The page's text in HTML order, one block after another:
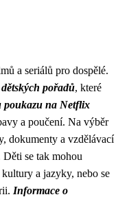
a seriálů pro dospělé.
dětských pořadů, které
poukazu na Netflix
a poučení. Na výběr
dokumenty a vzdělávací
se tak mohou
a jazyky, nebo se
Informace o